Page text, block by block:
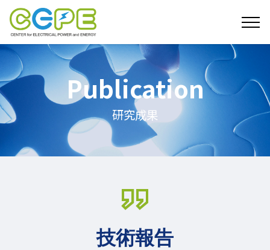
Publication
研究成果
技術報告